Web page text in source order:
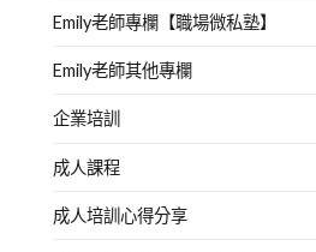
Emily老師專欄【職場微私塾】
Emily老師其他專欄
企業培訓
成人課程
成人培訓心得分享